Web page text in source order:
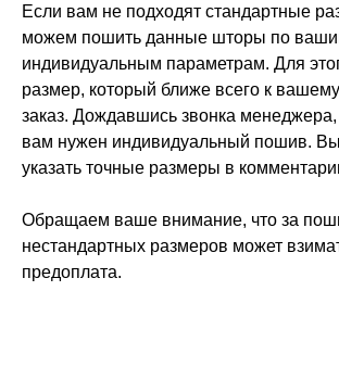
Если вам не подходят стандартные
можем пошить данные шторы по
индивидуальным параметрам. Для
размер, который ближе всего к
заказ. Дождавшись звонка
вам нужен индивидуальный пошив.
указать точные размеры в
Обращаем ваше внимание, что за
нестандартных размеров может
предоплата.